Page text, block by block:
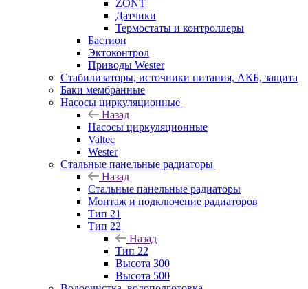
ZONT
Датчики
Термостаты и контроллеры
Бастион
Эктоконтрол
Приводы Wester
Стабилизаторы, источники питания, АКБ, защита
Баки мембранные
Насосы циркуляционные
Назад
Насосы циркуляционные
Valtec
Wester
Стальные панельные радиаторы
Назад
Стальные панельные радиаторы
Монтаж и подключение радиаторов
Тип 21
Тип 22
Назад
Тип 22
Высота 300
Высота 500